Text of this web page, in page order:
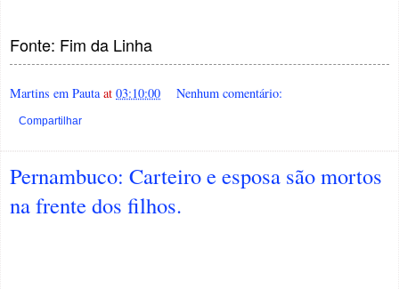
Fonte: Fim da Linha
Martins em Pauta at 03:10:00 Nenhum comentário:
Compartilhar
Pernambuco: Carteiro e esposa são mortos
na frente dos filhos.